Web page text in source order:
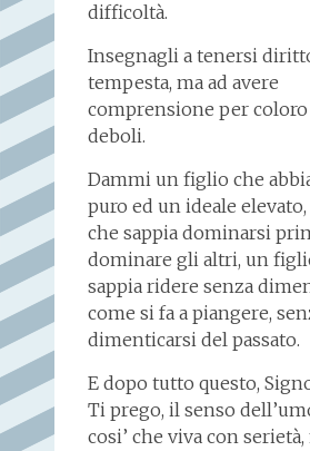
difficoltà.
Insegnagli a tenersi
tempesta, ma ad avere
comprensione per
deboli.
Dammi un figlio che
puro ed un ideale
che sappia dominarsi
dominare gli altri, un
sappia ridere senza
come si fa a piangere,
dimenticarsi del passato.
E dopo tutto questo,
Ti prego, il senso
cosi’ che viva con serietà,